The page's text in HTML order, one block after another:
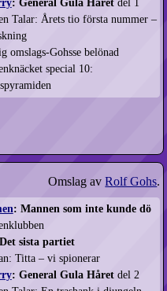
: General Gula Håret del 1
Talar: Årets tio första nummer –
omslags-Gohsse belönad
special 10:
Omslag avRolf Gohs.
: Mannen som inte kunde dö
sista partiet
Titta – vi spionerar
: General Gula Håret del 2